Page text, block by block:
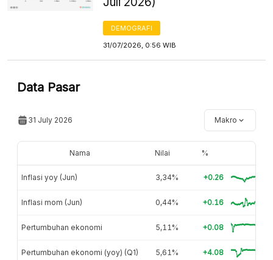
DEMOGRAFI
31/07/2026, 0:56 WIB
Data Pasar
31 July 2026 Makro
Nama Nilai %
Inflasi yoy (Jun) 3,34% +0.26
Inflasi mom (Jun) 0,44% +0.16
Pertumbuhan ekonomi 5,11% +0.08
Pertumbuhan ekonomi (yoy) (Q1) 5,61% +4.08